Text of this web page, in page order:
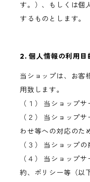
す。）、もしくは個
するものとします。
2. 個人情報の利用目
当ショップは、お客
用致します。
（１） 当ショップ
（２） 当ショップ
わせ等への対応のた
（３） 当ショップ
（４） 当ショップ
約、ポリシー等（以